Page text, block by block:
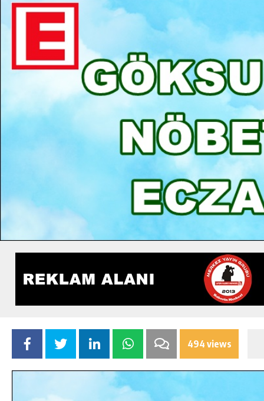
494 views